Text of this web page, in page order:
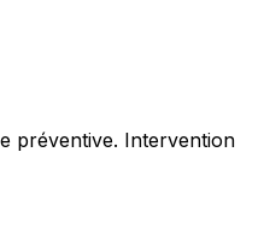
préventive. Intervention